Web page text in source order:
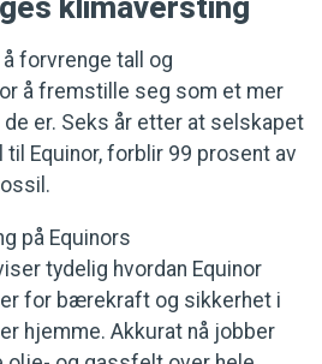
klimaversting
forvrenge tall og
å fremstille seg som et mer
er. Seks år etter at selskapet
Equinor, forblir 99 prosent av
på Equinors
tydelig hvordan Equinor
for bærekraft og sikkerhet i
hjemme. Akkurat nå jobber